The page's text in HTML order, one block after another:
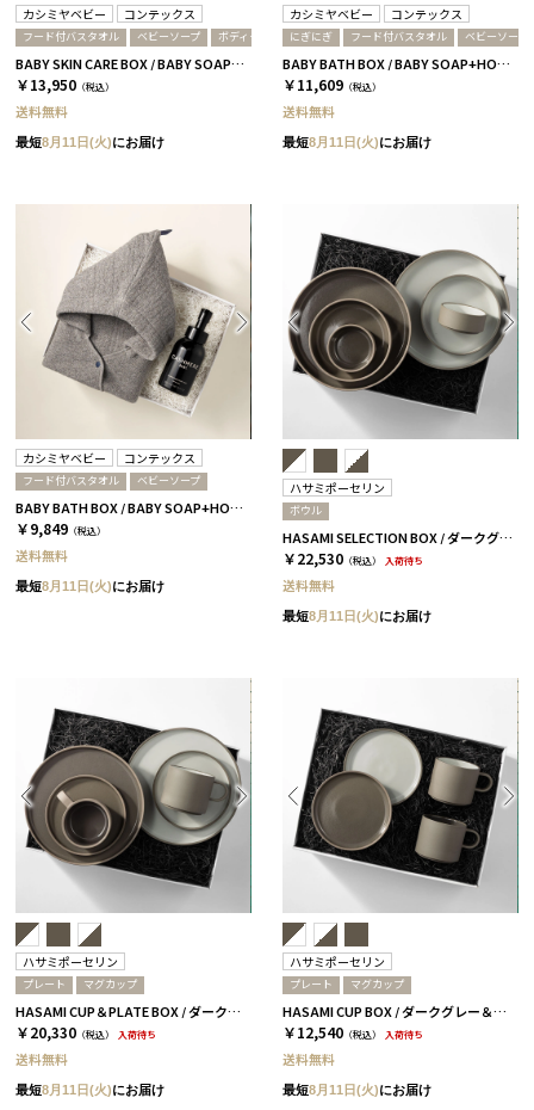
カシミヤベビー コンテックス
フード付バスタオル ベビーソープ ボディクリーム
BABY SKIN CARE BOX / BABY SOAP＆CREAM+HOODED TOWEL / グレー
￥13,950 （税込）
送料無料
最短8月11日(火)にお届け
カシミヤベビー コンテックス
にぎにぎ フード付バスタオル ベビーソープ
BABY BATH BOX / BABY SOAP+HOODED TOWEL+TOY / ネイビー
￥11,609 （税込）
送料無料
最短8月11日(火)にお届け
カシミヤベビー コンテックス
フード付バスタオル ベビーソープ
BABY BATH BOX / BABY SOAP+HOODED TOWEL / グレー
￥9,849 （税込）
送料無料
最短8月11日(火)にお届け
ハサミポーセリン
ボウル
HASAMI SELECTION BOX / ダークグレー＆アッシュホワイト［ハサミポーセリン］
￥22,530 （税込） 入荷待ち
送料無料
最短8月11日(火)にお届け
ハサミポーセリン
プレート マグカップ
HASAMI CUP＆PLATE BOX / ダークグレー＆アッシュホワイト［ハサミポーセリン］
￥20,330 （税込） 入荷待ち
送料無料
最短8月11日(火)にお届け
ハサミポーセリン
プレート マグカップ
HASAMI CUP BOX / ダークグレー＆アッシュホワイト［ハサミポーセリン］
￥12,540 （税込） 入荷待ち
送料無料
最短8月11日(火)にお届け